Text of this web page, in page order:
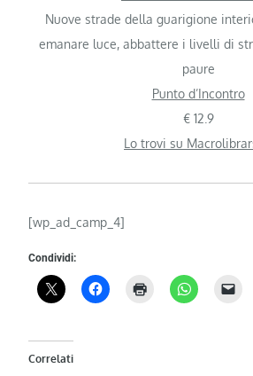
Nuove strade della guarigione
emanare luce, abbattere i livelli di
paure
Punto d’Incontro
€ 12.9
Lo trovi su
[wp_ad_camp_4]
Condividi:
Correlati